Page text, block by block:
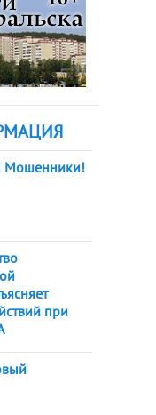
Мошенники!
при